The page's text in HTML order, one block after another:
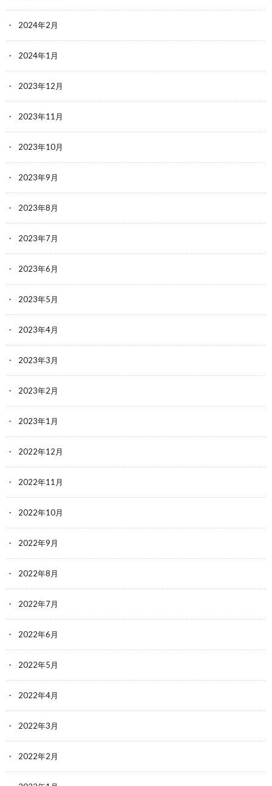
2024年2月
2024年1月
2023年12月
2023年11月
2023年10月
2023年9月
2023年8月
2023年7月
2023年6月
2023年5月
2023年4月
2023年3月
2023年2月
2023年1月
2022年12月
2022年11月
2022年10月
2022年9月
2022年8月
2022年7月
2022年6月
2022年5月
2022年4月
2022年3月
2022年2月